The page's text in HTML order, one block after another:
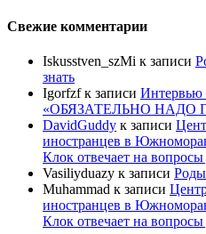
Свежие комментарии
Iskusstven_szMi к записи
знать
Igorfzfк записи Интервью
«ОБЯЗАТЕЛЬНО НАДО
DavidGuddy к записи
иностранцев в
Клок отвечает на
Vasiliyduazy к записи Роды
Muhammad к записи
иностранцев в
Клок отвечает на